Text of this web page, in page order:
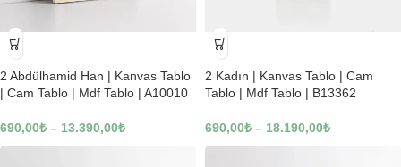
-23%
2 Abdülhamid Han | Kanvas Tablo
| Cam Tablo | Mdf Tablo | A10010
690,00₺ – 13.390,00₺
-23%
2 Kadın | Kanvas Tablo | Cam
Tablo | Mdf Tablo | B13362
690,00₺ – 18.190,00₺